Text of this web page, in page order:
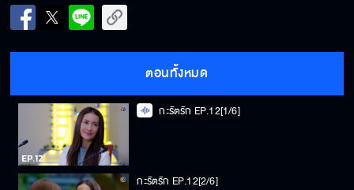
ตอนทั้งหมด
กะรัตรัก EP.12[1/6]
กะรัตรัก EP.12[2/6]